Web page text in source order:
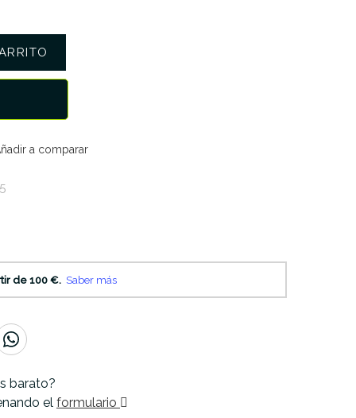
a comparar
barato?
el formulario